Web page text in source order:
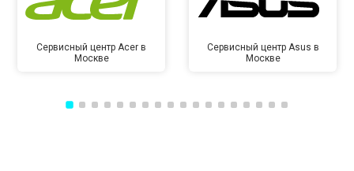
Сервисный центр Acer в
Москве
Сервисный центр Asus в
Москве